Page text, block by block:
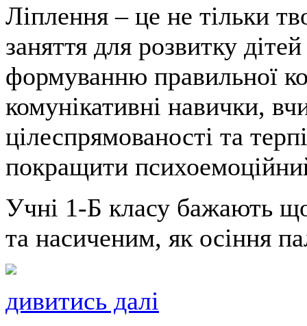
Ліплення – це не тільки
заняття для розвитку
формуванню правильної
комунікативні навички,
цілеспрямованості та
покращити
Учні 1-Б класу бажають
та насиченим, як осіння
дивитись далі